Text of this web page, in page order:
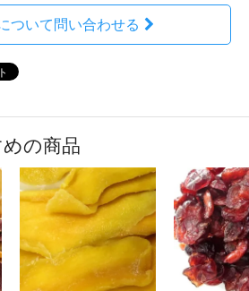
ついて問い合わせる
の商品